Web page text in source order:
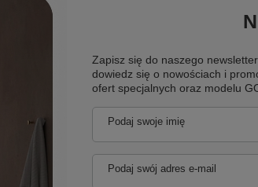
Zapisz się do naszego
dowiedz się o nowościach i
ofert specjalnych oraz modelu
Podaj swoje imię
Podaj swój adres e-mail